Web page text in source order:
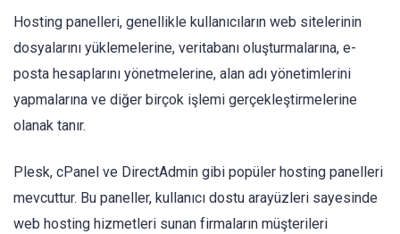
Hosting panelleri, genellikle kullanıcıların web sitelerinin
dosyalarını yüklemelerine, veritabanı oluşturmalarına, e-
posta hesaplarını yönetmelerine, alan adı yönetimlerini
yapmalarına ve diğer birçok işlemi gerçekleştirmelerine
olanak tanır.
Plesk, cPanel ve DirectAdmin gibi popüler hosting panelleri
mevcuttur. Bu paneller, kullanıcı dostu arayüzleri sayesinde
web hosting hizmetleri sunan firmaların müşterileri